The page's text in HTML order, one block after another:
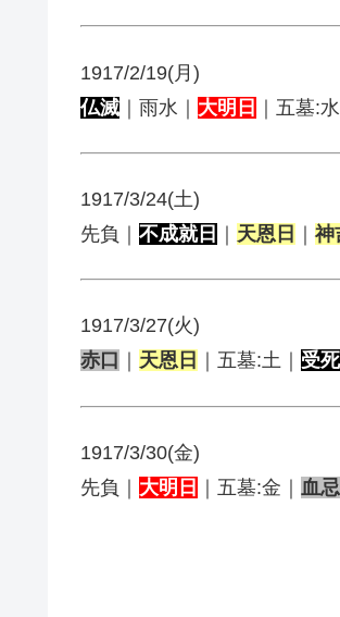
1917/2/19(月)
仏滅 ｜雨水｜ 大明日 ｜五墓:
1917/3/24(土)
先負｜ 不成就日 ｜ 天恩日 ｜ 神
1917/3/27(火)
赤口
天恩日 ｜五墓:土｜ 受
1917/3/30(金)
先負｜ 大明日 ｜五墓:金｜ 血